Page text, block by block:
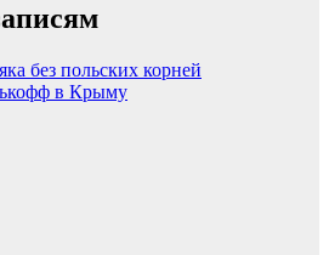
без польских корней
в Крыму